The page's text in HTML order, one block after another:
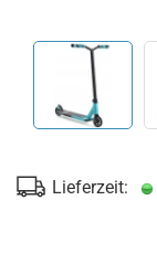
Lieferzeit: